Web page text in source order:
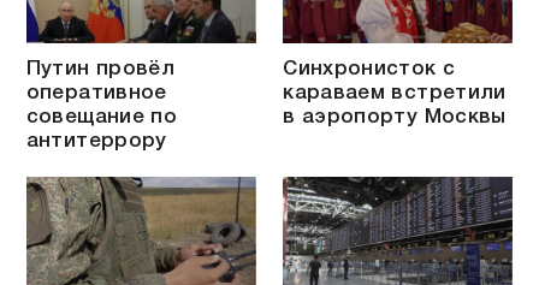
Путин провёл
оперативное
совещание по
антитеррору
Синхронисток с
караваем встретили
в аэропорту Москвы